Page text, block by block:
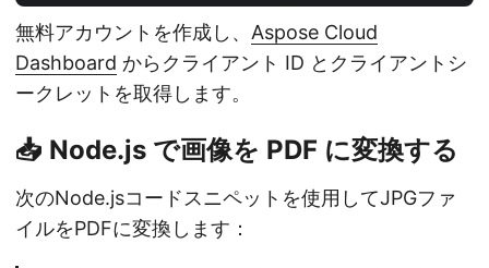
無料アカウントを作成し、 Aspose Cloud
Dashboard からクライアント ID とクライアントシ
ークレットを取得します。
📥 Node.js で画像を PDF に変換する
次のNode.jsコードスニペットを使用してJPGファ
イルをPDFに変換します：